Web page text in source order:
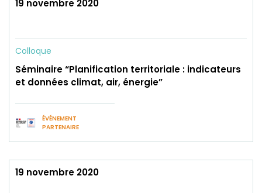
19 novembre 2020
Colloque
Séminaire “Planification territoriale : indicateurs
et données climat, air, énergie”
ÉVÉNEMENT
PARTENAIRE
19 novembre 2020